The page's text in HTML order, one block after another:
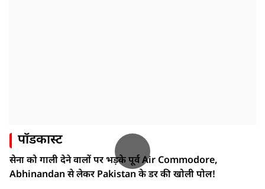
पॉडकास्ट
सेना को गाली देने वालों पर भड़के पूर्व Air Commodore,
Abhinandan से लेकर Pakistan के डर की खोली पोल!